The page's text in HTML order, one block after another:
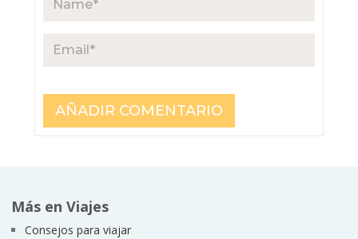
Más en Viajes
Consejos para viajar